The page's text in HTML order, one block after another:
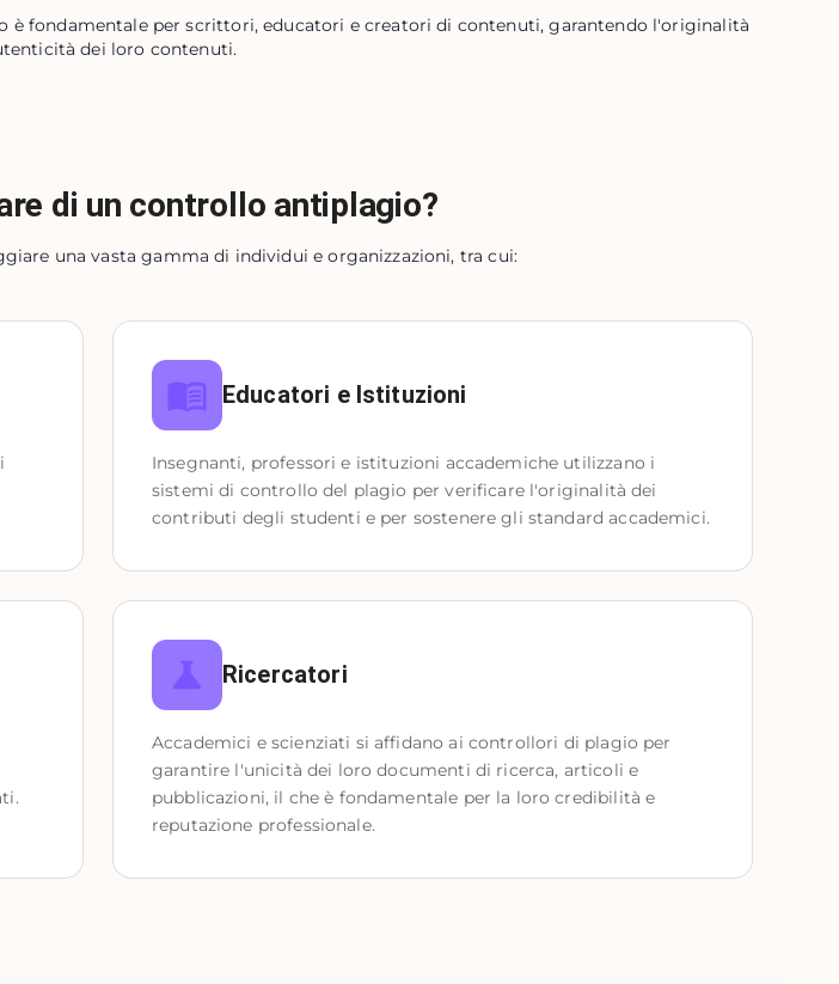
fondamentale per scrittori, educatori e creatori di contenuti, garantendo l'originalità
dei loro contenuti.
di un controllo antiplagio?
una vasta gamma di individui e organizzazioni, tra cui:
Educatori e Istituzioni
Insegnanti, professori e istituzioni accademiche utilizzano i
sistemi di controllo del plagio per verificare l'originalità dei
contributi degli studenti e per sostenere gli standard accademici.
Ricercatori
Accademici e scienziati si affidano ai controllori di plagio per
garantire l'unicità dei loro documenti di ricerca, articoli e
pubblicazioni, il che è fondamentale per la loro credibilità e
reputazione professionale.